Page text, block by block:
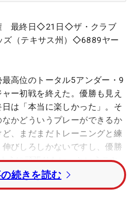
最終日◇21日◇ザ・クラブ
ズ（テキサス州）◇6889ヤー
高位のトータル5アンダー・9
ー初戦を終えた。優勝も見え
は「本当に楽しかった」。そ
かどういうプレーができるか
、まだまだトレーニングと練
びしろしかないですし、優勝
うに頑張りたい」ということ
続きを読む